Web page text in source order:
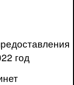
год